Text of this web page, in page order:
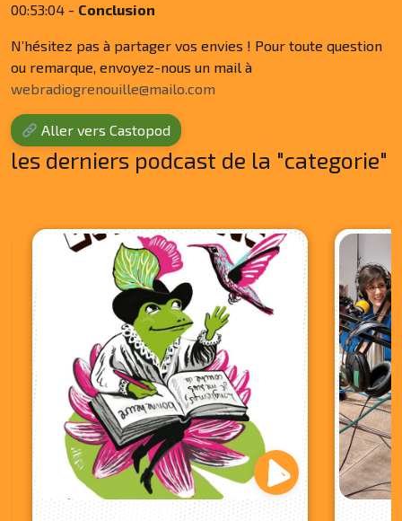
00:53:04 - Conclusion
N’hésitez pas à partager vos envies ! Pour toute question
ou remarque, envoyez-nous un mail à
webradiogrenouille@mailo.com
Aller vers Castopod
les derniers podcast de la "categorie"